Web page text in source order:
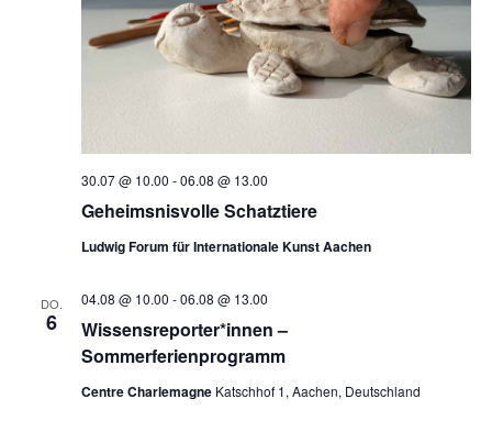
Geheimsnisvolle Schatztiere
30.07 @ 10.00 -06.08 @ 13.00
Ludwig Forum für Internationale Kunst Aachen
DO.
6
Wissensreporter*innen –
Sommerferienprogramm
04.08 @ 10.00 -06.08 @ 13.00
Centre Charlemagne Katschhof 1, Aachen, Deutschland